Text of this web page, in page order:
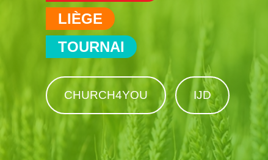
LIÈGE
TOURNAI
CHURCH4YOU IJD